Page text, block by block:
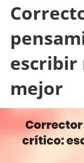
escribir
mejor